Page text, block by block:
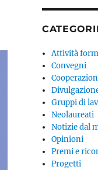
Attività
Convegni
Gruppi di
Neolaureati
Notizie dal
Opinioni
Premi e
Progetti